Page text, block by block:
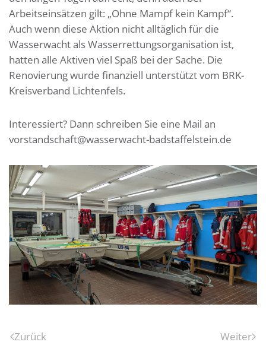
Arbeitseinsätzen gilt: „Ohne Mampf kein Kampf“.
Auch wenn diese Aktion nicht alltäglich für die
Wasserwacht als Wasserrettungsorganisation ist,
hatten alle Aktiven viel Spaß bei der Sache. Die
Renovierung wurde finanziell unterstützt vom BRK-
Kreisverband Lichtenfels.
Interessiert? Dann schreiben Sie eine Mail an
vorstandschaft@wasserwacht-badstaffelstein.de
Zurück Weiter